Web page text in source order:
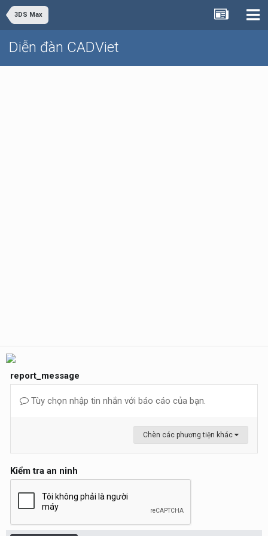
3DS Max
Diễn đàn CADViet
report_message
Tùy chọn nhập tin nhắn với báo cáo của bạn.
Chèn các phương tiện khác
Kiểm tra an ninh